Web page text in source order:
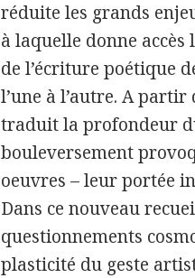
réduite les grands
à laquelle donne
de l’écriture poétique
l’une à l’autre. A
traduit la profondeur
bouleversement
oeuvres – leur portée
Dans ce nouveau
questionnements
plasticité du geste